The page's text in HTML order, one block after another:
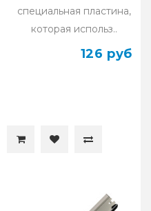
специальная пластина,
которая использ..
126 руб